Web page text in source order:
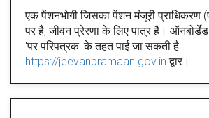
एक पेंशनभोगी जिसका पेंशन मंजूरी प्राधिकरण
पर है, जीवन प्रेरणा के लिए पात्र है।
'पर परिपत्रक' के तहत पाई जा सकती है
https://jeevanpramaan.gov.inद्वार।